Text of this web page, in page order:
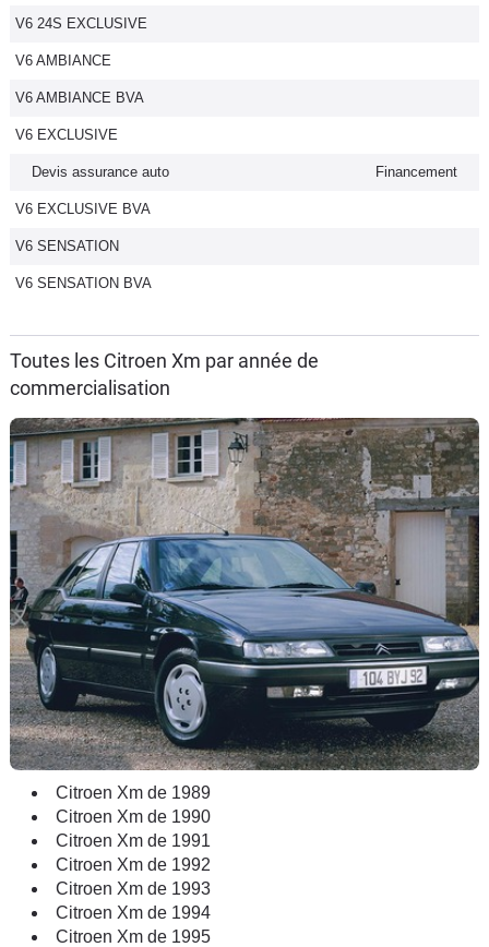
V6 24S EXCLUSIVE
V6 AMBIANCE
V6 AMBIANCE BVA
V6 EXCLUSIVE
Devis assurance auto Financement
V6 EXCLUSIVE BVA
V6 SENSATION
V6 SENSATION BVA
Toutes les Citroen Xm par année de
commercialisation
Citroen Xm de 1989
Citroen Xm de 1990
Citroen Xm de 1991
Citroen Xm de 1992
Citroen Xm de 1993
Citroen Xm de 1994
Citroen Xm de 1995